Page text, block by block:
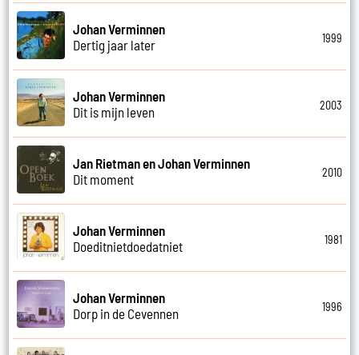
Johan Verminnen
Dertig jaar later
1999
Johan Verminnen
Dit is mijn leven
2003
Jan Rietman en Johan Verminnen
Dit moment
2010
Johan Verminnen
Doeditnietdoedatniet
1981
Johan Verminnen
Dorp in de Cevennen
1996